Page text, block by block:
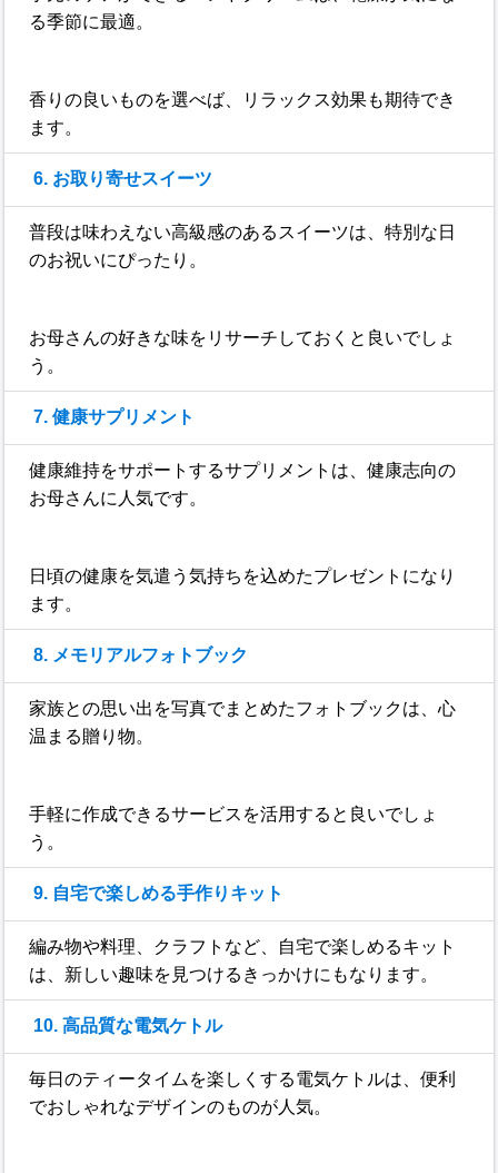
る季節に最適。
香りの良いものを選べば、リラックス効果も期待でき
ます。
6. お取り寄せスイーツ
普段は味わえない高級感のあるスイーツは、特別な日
のお祝いにぴったり。
お母さんの好きな味をリサーチしておくと良いでしょ
う。
7. 健康サプリメント
健康維持をサポートするサプリメントは、健康志向の
お母さんに人気です。
日頃の健康を気遣う気持ちを込めたプレゼントになり
ます。
8. メモリアルフォトブック
家族との思い出を写真でまとめたフォトブックは、心
温まる贈り物。
手軽に作成できるサービスを活用すると良いでしょ
う。
9. 自宅で楽しめる手作りキット
編み物や料理、クラフトなど、自宅で楽しめるキット
は、新しい趣味を見つけるきっかけにもなります。
10. 高品質な電気ケトル
毎日のティータイムを楽しくする電気ケトルは、便利
でおしゃれなデザインのものが人気。